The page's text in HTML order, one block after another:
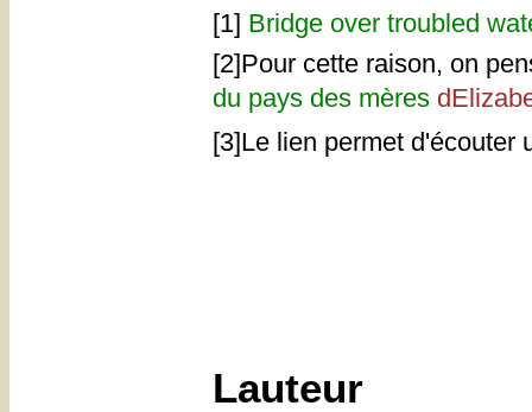
[1] Bridge over troubled
[2]Pour cette raison, on
du pays des mères
[3]Le lien permet d'écouter
Lauteur